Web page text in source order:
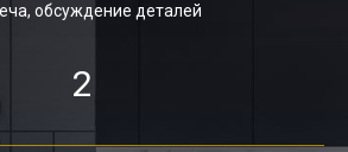
обсуждение деталей
2